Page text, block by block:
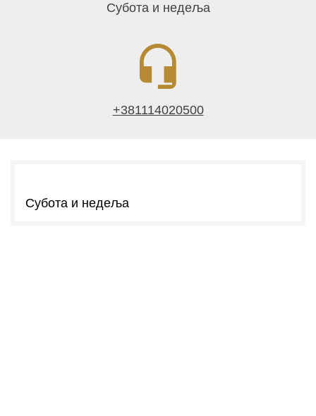
Субота и недеља
+381114020500
Субота и недеља